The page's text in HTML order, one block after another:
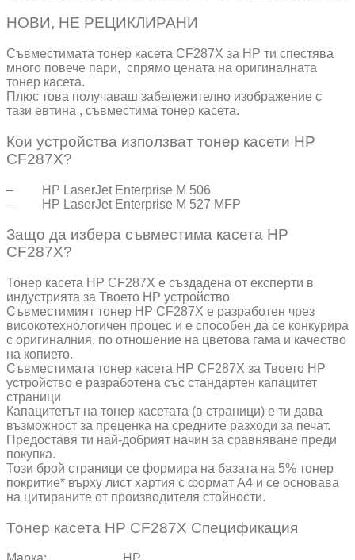
НОВИ, НЕ РЕЦИКЛИРАНИ
Съвместимата тонер касета CF287X за HP ти спестява
много повече пари, спрямо цената на оригиналната
тонер касета.
Плюс това получаваш забележително изображение с
тази евтина , съвместима тонер касета.
Кои устройства използват тонер касети HP
CF287X?
– HP LaserJet Enterprise M 506
– HP LaserJet Enterprise M 527 MFP
Защо да избера съвместима касета HP
CF287X?
Тонер касета HP CF287X е създадена от експерти в
индустрията за Твоето HP устройство
Съвместимият тонер HP CF287X е разработен чрез
високотехнологичен процес и е способен да се конкурира
с оригиналния, по отношение на цветова гама и качество
на копието.
Съвместимата тонер касета HP CF287X за Твоето HP
устройство е разработена със стандартен капацитет
страници
Капацитетът на тонер касетата (в страници) е ти дава
възможност за преценка на средните разходи за печат.
Предоставя ти най-добрият начин за сравняване преди
покупка.
Този брой страници се формира на базата на 5% тонер
покритие* върху лист хартия с формат А4 и се основава
на цитираните от производителя стойности.
Тонер касета HP CF287X Спецификация